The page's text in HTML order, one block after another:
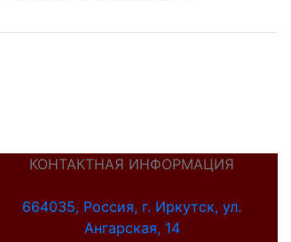
КОНТАКТНАЯ ИНФОРМАЦИЯ
664035, Россия, г. Иркутск, ул.
Ангарская, 14